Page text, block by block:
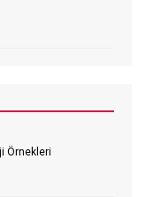
Örnekleri